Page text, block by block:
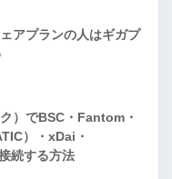
アプランの人はギガプ
）でBSC・Fantom・
）・xDai・
続する方法